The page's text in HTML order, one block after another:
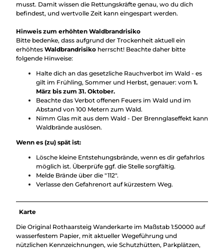
musst. Damit wissen die Rettungskräfte genau, wo du dich
befindest, und wertvolle Zeit kann eingespart werden.
Hinweis zum erhöhten Waldbrandrisiko
Bitte bedenke, dass aufgrund der Trockenheit aktuell ein
erhöhtes Waldbrandrisiko herrscht! Beachte daher bitte
folgende Hinweise:
Halte dich an das gesetzliche Rauchverbot im Wald - es
gilt im Frühling, Sommer und Herbst, genauer: vom 1.
März bis zum 31. Oktober.
Beachte das Verbot offenen Feuers im Wald und im
Abstand von 100 Metern zum Wald.
Nimm Glas mit aus dem Wald - Der Brennglaseffekt kann
Waldbrände auslösen.
Wenn es (zu) spät ist:
Lösche kleine Entstehungsbrände, wenn es dir gefahrlos
möglich ist. Überprüfe ggf. die Stelle sorgfältig.
Melde Brände über die "112".
Verlasse den Gefahrenort auf kürzestem Weg.
Karte
Die Original Rothaarsteig Wanderkarte im Maßstab 1:50000 auf
wasserfestem Papier, mit aktueller Wegeführung und
nützlichen Kennzeichnungen, wie Schutzhütten, Parkplätzen,